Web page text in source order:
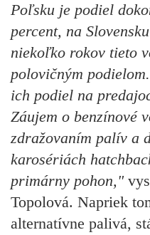
Poľsku je podiel
percent, na
niekoľko rokov tieto
polovičným
ich podiel na
Záujem o benzínové
zdražovaním palív a
karosériách
primárny pohon,"
Topolová. Napriek
alternatívne palivá,